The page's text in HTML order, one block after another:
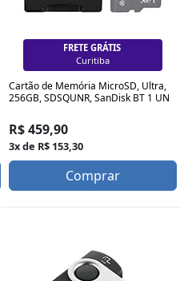
FRETE GRÁTIS
Curitiba
Cartão de Memória MicroSD, Ultra,
256GB, SDSQUNR, SanDisk BT 1 UN
R$ 459,90
3x de R$ 153,30
Comprar